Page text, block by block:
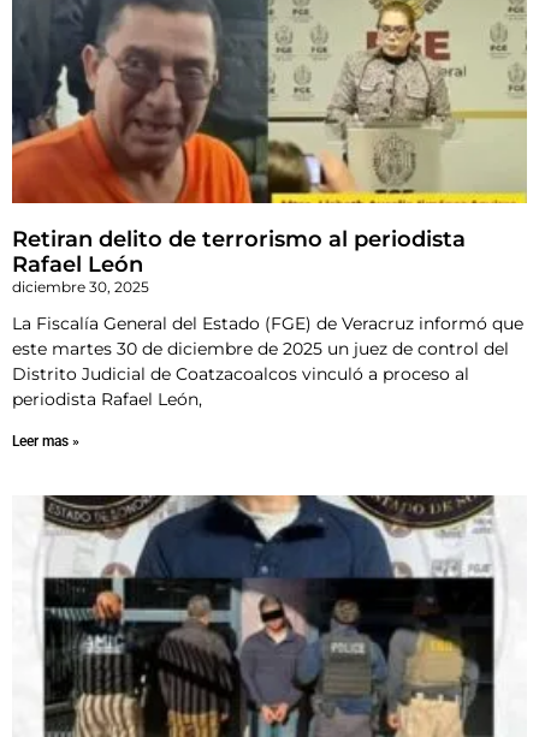
Retiran delito de terrorismo al periodista
Rafael León
diciembre 30, 2025
La Fiscalía General del Estado (FGE) de Veracruz informó que
este martes 30 de diciembre de 2025 un juez de control del
Distrito Judicial de Coatzacoalcos vinculó a proceso al
periodista Rafael León,
Leer mas »